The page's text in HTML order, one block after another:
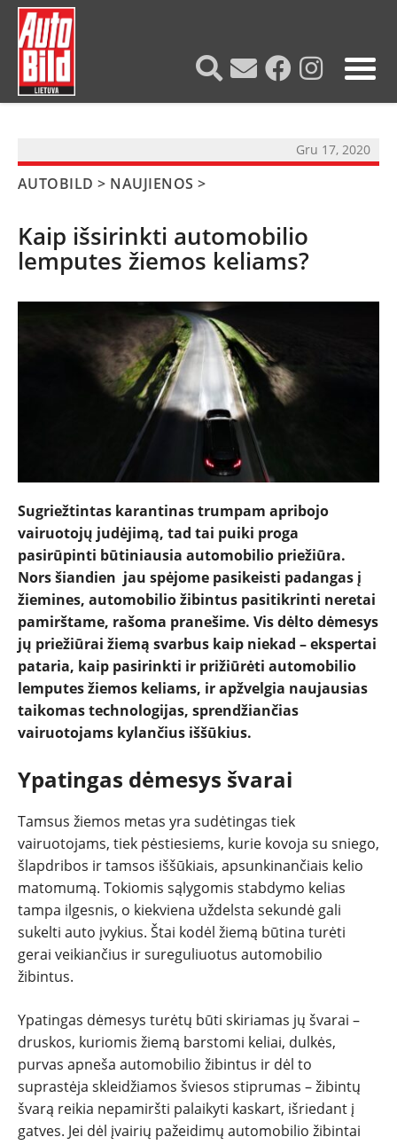
NAUJIENOS
TESTAI
NAUJI
NAUDOTI
PATARIMAI
ĮVAIRENYBĖS
Gru 17, 2020
AUTOBILD > NAUJIENOS >
Kaip išsirinkti automobilio
lemputes žiemos keliams?
Sugriežtintas karantinas trumpam apribojo
vairuotojų judėjimą, tad tai puiki proga
pasirūpinti būtiniausia automobilio priežiūra.
Nors šiandien jau spėjome pasikeisti padangas į
žiemines, automobilio žibintus pasitikrinti neretai
pamirštame, rašoma pranešime. Vis dėlto dėmesys
jų priežiūrai žiemą svarbus kaip niekad – ekspertai
pataria, kaip pasirinkti ir prižiūrėti automobilio
lemputes žiemos keliams, ir apžvelgia naujausias
taikomas technologijas, sprendžiančias
vairuotojams kylančius iššūkius.
Ypatingas dėmesys švarai
Tamsus žiemos metas yra sudėtingas tiek
vairuotojams, tiek pėstiesiems, kurie kovoja su sniego,
šlapdribos ir tamsos iššūkiais, apsunkinančiais kelio
matomumą. Tokiomis sąlygomis stabdymo kelias
tampa ilgesnis, o kiekviena uždelsta sekundė gali
sukelti auto įvykius. Štai kodėl žiemą būtina turėti
gerai veikiančius ir sureguliuotus automobilio
žibintus.
Ypatingas dėmesys turėtų būti skiriamas jų švarai –
druskos, kuriomis žiemą barstomi keliai, dulkės,
purvas apneša automobilio žibintus ir dėl to
suprastėja skleidžiamos šviesos stiprumas – žibintų
švarą reikia nepamiršti palaikyti kaskart, išriedant į
gatves. Jei dėl įvairių pažeidimų automobilio žibintai